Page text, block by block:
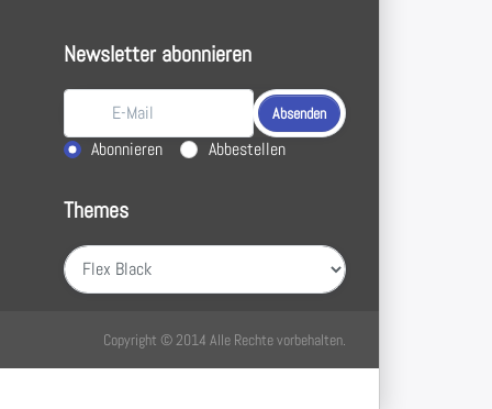
Newsletter abonnieren
Absenden
Aktion wählen
Abonnieren Abbestellen
Themes
Copyright © 2014 Alle Rechte vorbehalten.